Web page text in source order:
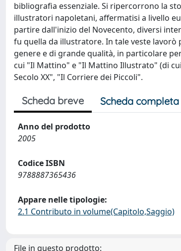
bibliografia essenziale. Si ripercorrono la
illustratori napoletani, affermatisi a livello
partire dall'inizio del Novecento, diversi
fu quella da illustratore. In tale veste
genere e di grande qualità, in particolare
cui "Il Mattino" e "Il Mattino Illustrato" (di
Secolo XX", "Il Corriere dei Piccoli".
Scheda breve Scheda completa
Anno del prodotto
2005
Codice ISBN
9788887365436
Appare nelle tipologie:
2.1 Contributo in volume(Capitolo,Saggio)
File in questo prodotto: